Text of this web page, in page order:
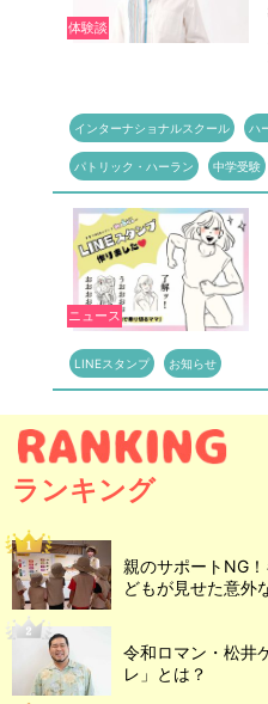
体験談
インターナショナルスクール ハ
パトリック・ハーラン 中学受験
ニュース
LINEスタンプ お知らせ
ランキング
親のサポートNG
どもが見せた意外
令和ロマン・松井
レ」とは？